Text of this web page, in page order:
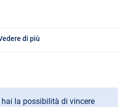
di più
la possibilità di vincere